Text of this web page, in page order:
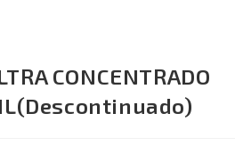
CONCENTRADO
1L(Descontinuado)